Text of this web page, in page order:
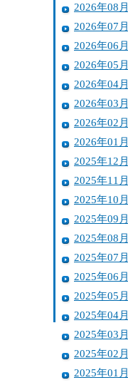
2026年08月
2026年07月
2026年06月
2026年05月
2026年04月
2026年03月
2026年02月
2026年01月
2025年12月
2025年11月
2025年10月
2025年09月
2025年08月
2025年07月
2025年06月
2025年05月
2025年04月
2025年03月
2025年02月
2025年01月